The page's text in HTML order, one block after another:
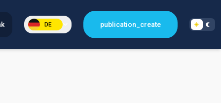
DE publication_create